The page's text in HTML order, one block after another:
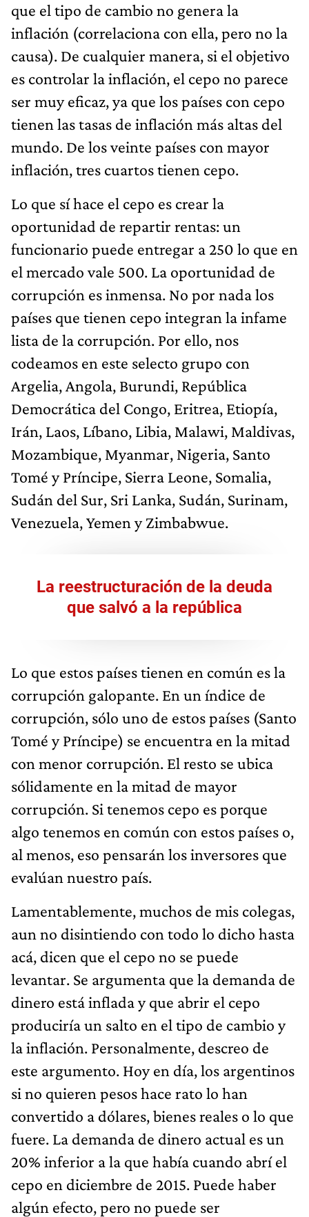
que el tipo de cambio no genera la
inflación (correlaciona con ella, pero no la
causa). De cualquier manera, si el objetivo
es controlar la inflación, el cepo no parece
ser muy eficaz, ya que los países con cepo
tienen las tasas de inflación más altas del
mundo. De los veinte países con mayor
inflación, tres cuartos tienen cepo.
Lo que sí hace el cepo es crear la
oportunidad de repartir rentas: un
funcionario puede entregar a 250 lo que en
el mercado vale 500. La oportunidad de
corrupción es inmensa. No por nada los
países que tienen cepo integran la infame
lista de la corrupción. Por ello, nos
codeamos en este selecto grupo con
Argelia, Angola, Burundi, República
Democrática del Congo, Eritrea, Etiopía,
Irán, Laos, Líbano, Libia, Malawi, Maldivas,
Mozambique, Myanmar, Nigeria, Santo
Tomé y Príncipe, Sierra Leone, Somalia,
Sudán del Sur, Sri Lanka, Sudán, Surinam,
Venezuela, Yemen y Zimbabwue.
La reestructuración de la deuda
que salvó a la república
Lo que estos países tienen en común es la
corrupción galopante. En un índice de
corrupción, sólo uno de estos países (Santo
Tomé y Príncipe) se encuentra en la mitad
con menor corrupción. El resto se ubica
sólidamente en la mitad de mayor
corrupción. Si tenemos cepo es porque
algo tenemos en común con estos países o,
al menos, eso pensarán los inversores que
evalúan nuestro país.
Lamentablemente, muchos de mis colegas,
aun no disintiendo con todo lo dicho hasta
acá, dicen que el cepo no se puede
levantar. Se argumenta que la demanda de
dinero está inflada y que abrir el cepo
produciría un salto en el tipo de cambio y
la inflación. Personalmente, descreo de
este argumento. Hoy en día, los argentinos
si no quieren pesos hace rato lo han
convertido a dólares, bienes reales o lo que
fuere. La demanda de dinero actual es un
20% inferior a la que había cuando abrí el
cepo en diciembre de 2015. Puede haber
algún efecto, pero no puede ser